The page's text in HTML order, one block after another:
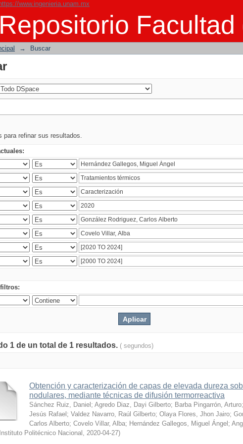
https://www.ingenieria.unam.mx
Repositorio
→ Buscar
para refinar sus resultados.
1 de un total de 1 resultados. ( segundos)
Obtención y caracterización de capas de elevada dureza
nodulares, mediante técnicas de difusión termorreactiva
Sánchez Ruiz, Daniel ; Agredo Diaz, Dayi Gilberto; Barba Pingarrón, Arturo;
Jesús Rafael ; Valdez Navarro, Raúl Gilberto; Olaya Flores, Jhon Jairo;
Carlos Alberto; Covelo Villar, Alba; Hernández Gallegos, Miguel Ángel ;
Instituto Politécnico Nacional , 2020-04-27)